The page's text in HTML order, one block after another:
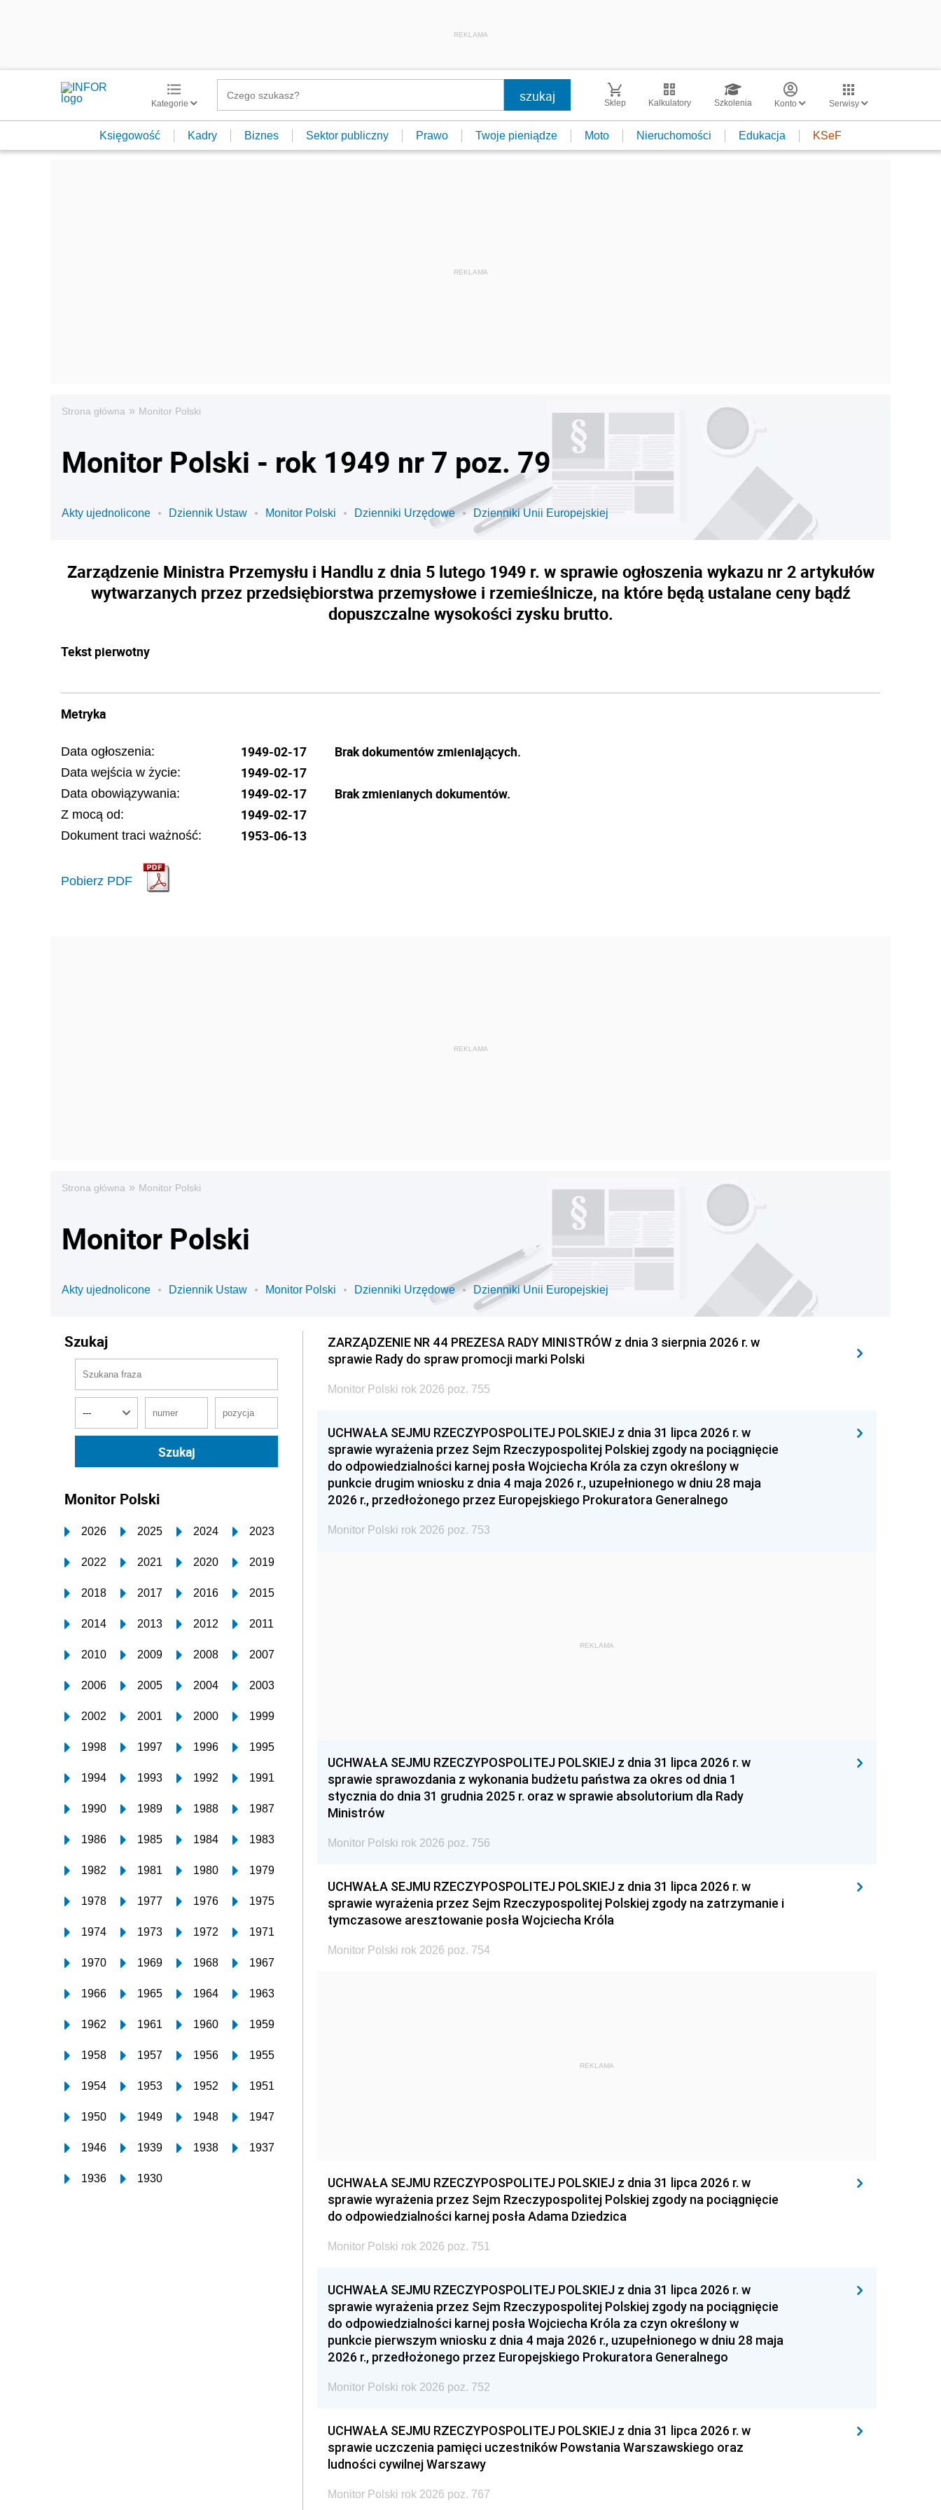
REKLAMA
Kategorie Sklep Kalkulatory Szkolenia Konto Serwisy
Księgowość Kadry Biznes Sektor publiczny Prawo Twoje pieniądze Moto Nieruchomości Edukacja KSeF
Strona główna » Monitor Polski
Monitor Polski - rok 1949 nr 7 poz. 79
Akty ujednolicone Dziennik Ustaw Monitor Polski Dzienniki Urzędowe Dzienniki Unii Europejskiej
Zarządzenie Ministra Przemysłu i Handlu z dnia 5 lutego 1949 r. w sprawie ogłoszenia wykazu nr 2 artykułów
wytwarzanych przez przedsiębiorstwa przemysłowe i rzemieślnicze, na które będą ustalane ceny bądź
dopuszczalne wysokości zysku brutto.
Tekst pierwotny
Metryka
Data ogłoszenia: 1949-02-17
Data wejścia w życie: 1949-02-17
Data obowiązywania: 1949-02-17
Z mocą od: 1949-02-17
Dokument traci ważność: 1953-06-13
Pobierz PDF
Brak dokumentów zmieniających.
Brak zmienianych dokumentów.
Strona główna » Monitor Polski
Monitor Polski
Akty ujednolicone Dziennik Ustaw Monitor Polski Dzienniki Urzędowe Dzienniki Unii Europejskiej
Szukaj
Monitor Polski
2026 2025 2024 2023
2022 2021 2020 2019
2018 2017 2016 2015
2014 2013 2012 2011
2010 2009 2008 2007
2006 2005 2004 2003
2002 2001 2000 1999
1998 1997 1996 1995
1994 1993 1992 1991
1990 1989 1988 1987
1986 1985 1984 1983
1982 1981 1980 1979
1978 1977 1976 1975
1974 1973 1972 1971
1970 1969 1968 1967
1966 1965 1964 1963
1962 1961 1960 1959
1958 1957 1956 1955
1954 1953 1952 1951
1950 1949 1948 1947
1946 1939 1938 1937
1936 1930
ZARZĄDZENIE NR 44 PREZESA RADY MINISTRÓW z dnia 3 sierpnia 2026 r. w
sprawie Rady do spraw promocji marki Polski
Monitor Polski rok 2026 poz. 755
UCHWAŁA SEJMU RZECZYPOSPOLITEJ POLSKIEJ z dnia 31 lipca 2026 r. w
sprawie wyrażenia przez Sejm Rzeczypospolitej Polskiej zgody na pociągnięcie
do odpowiedzialności karnej posła Wojciecha Króla za czyn określony w
punkcie drugim wniosku z dnia 4 maja 2026 r., uzupełnionego w dniu 28 maja
2026 r., przedłożonego przez Europejskiego Prokuratora Generalnego
Monitor Polski rok 2026 poz. 753
REKLAMA
UCHWAŁA SEJMU RZECZYPOSPOLITEJ POLSKIEJ z dnia 31 lipca 2026 r. w
sprawie sprawozdania z wykonania budżetu państwa za okres od dnia 1
stycznia do dnia 31 grudnia 2025 r. oraz w sprawie absolutorium dla Rady
Ministrów
Monitor Polski rok 2026 poz. 756
UCHWAŁA SEJMU RZECZYPOSPOLITEJ POLSKIEJ z dnia 31 lipca 2026 r. w
sprawie wyrażenia przez Sejm Rzeczypospolitej Polskiej zgody na zatrzymanie i
tymczasowe aresztowanie posła Wojciecha Króla
Monitor Polski rok 2026 poz. 754
REKLAMA
UCHWAŁA SEJMU RZECZYPOSPOLITEJ POLSKIEJ z dnia 31 lipca 2026 r. w
sprawie wyrażenia przez Sejm Rzeczypospolitej Polskiej zgody na pociągnięcie
do odpowiedzialności karnej posła Adama Dziedzica
Monitor Polski rok 2026 poz. 751
UCHWAŁA SEJMU RZECZYPOSPOLITEJ POLSKIEJ z dnia 31 lipca 2026 r. w
sprawie wyrażenia przez Sejm Rzeczypospolitej Polskiej zgody na pociągnięcie
do odpowiedzialności karnej posła Wojciecha Króla za czyn określony w
punkcie pierwszym wniosku z dnia 4 maja 2026 r., uzupełnionego w dniu 28 maja
2026 r., przedłożonego przez Europejskiego Prokuratora Generalnego
Monitor Polski rok 2026 poz. 752
UCHWAŁA SEJMU RZECZYPOSPOLITEJ POLSKIEJ z dnia 31 lipca 2026 r. w
sprawie uczczenia pamięci uczestników Powstania Warszawskiego oraz
ludności cywilnej Warszawy
Monitor Polski rok 2026 poz. 767